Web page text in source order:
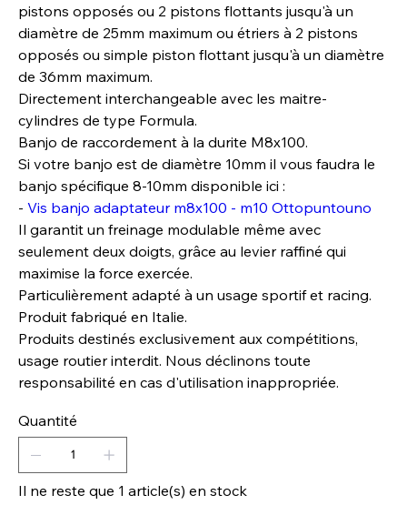
pistons opposés ou 2 pistons flottants jusqu'à un
diamètre de 25mm maximum ou étriers à 2 pistons
opposés ou simple piston flottant jusqu'à un diamètre
de 36mm maximum.
Directement interchangeable avec les maitre-
cylindres de type Formula.
Banjo de raccordement à la durite M8x100.
Si votre banjo est de diamètre 10mm il vous faudra le
banjo spécifique 8-10mm disponible ici :
- Vis banjo adaptateur m8x100 - m10 Ottopuntouno
Il garantit un freinage modulable même avec
seulement deux doigts, grâce au levier raffiné qui
maximise la force exercée.
Particulièrement adapté à un usage sportif et racing.
Produit fabriqué en Italie.
Produits destinés exclusivement aux compétitions,
usage routier interdit. Nous déclinons toute
responsabilité en cas d'utilisation inappropriée.
Quantité
Il ne reste que 1 article(s) en stock